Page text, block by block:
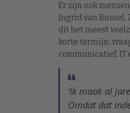
Er zijn ook
Ingrid van Bussel.
dit het meest
korte termijn;
communicatief, IT
‘Ik maak al
Omdat dat